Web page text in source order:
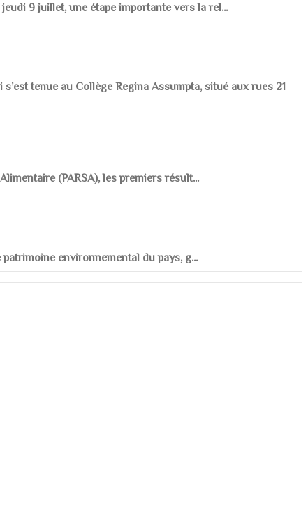
9 juillet, une étape importante vers la rel...
tenue au Collège Regina Assumpta, situé aux rues 21
(PARSA), les premiers résult...
environnemental du pays, g...